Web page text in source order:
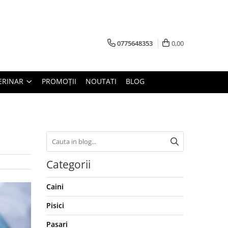
0775648353 0,00
PROMOȚII NOUTATI BLOG
Categorii
Caini
Pisici
Pasari